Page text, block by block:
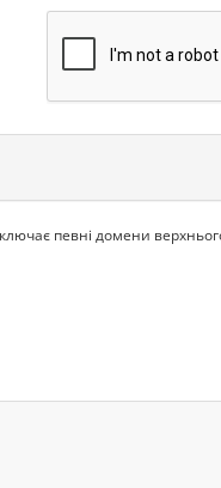
певні домени